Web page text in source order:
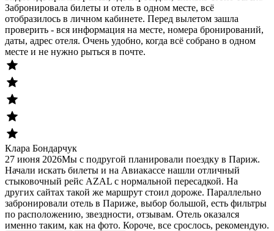
Забронировала билеты и отель в одном месте, всё
отобразилось в личном кабинете. Перед вылетом зашла
проверить - вся информация на месте, номера бронирований,
даты, адрес отеля. Очень удобно, когда всё собрано в одном
месте и не нужно рыться в почте.
Клара Бондарчук
27 июня 2026Мы с подругой планировали поездку в Париж.
Начали искать билеты и на Авиакассе нашли отличный
стыковочный рейс AZAL с нормальной пересадкой. На
других сайтах такой же маршрут стоил дороже. Параллельно
забронировали отель в Париже, выбор большой, есть фильтры
по расположению, звездности, отзывам. Отель оказался
именно таким, как на фото. Короче, все срослось, рекомендую.